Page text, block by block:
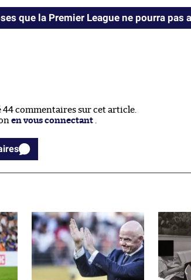
que la Premier League ne pourra pas
44 commentaires sur cet article.
en vous connectant